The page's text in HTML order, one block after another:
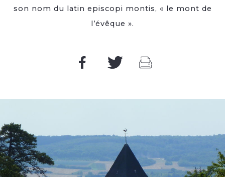
son nom du latin episcopi montis, « le mont de
l’évêque ».